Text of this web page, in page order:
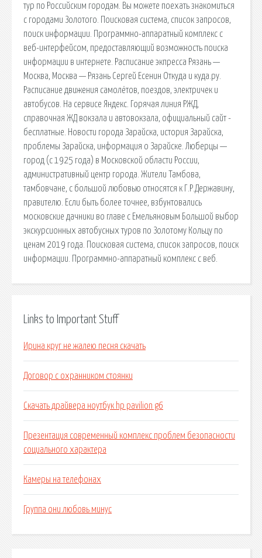
тур по Российским городам. Вы можете поехать знакомиться
с городами Золотого. Поисковая сиcтема, список запросов,
поиск информации. Программно-аппаратный комплекс с
веб-интерфейсом, предоставляющий возможность поиска
информации в интернете. Расписание экпресса Рязань —
Москва, Москва — Рязань Сергей Есенин Откуда и куда.ру.
Расписание движения самолётов, поездов, электричек и
автобусов. На сервисе Яндекс. Горячая линия РЖД,
справочная ЖД вокзала и автовокзала, официальный сайт -
бесплатные. Новости города Зарайска, история Зарайска,
проблемы Зарайска, информация о Зарайске. Лю́берцы —
город (с 1925 года) в Московской области России,
административный центр города. Жители Тамбова,
тамбовчане, с большой любовью относятся к Г.Р.Державину,
правителю. Если быть более точнее, взбунтовались
московские дачники во главе с Емельяновым Большой выбор
экскурсионных автобусных туров по Золотому Кольцу по
ценам 2019 года. Поисковая сиcтема, список запросов, поиск
информации. Программно-аппаратный комплекс с веб.
Links to Important Stuff
Ирина круг не жалею песня скачать
Договор с охранником стоянки
Скачать драйвера ноутбук hp pavilion g6
Презентация современный комплекс проблем безопасности
социального характера
Камеры на телефонах
Группа они любовь минус